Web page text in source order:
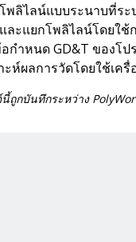
พลิไลน์แบบระนาบที่ร
ละแยกโพลิไลน์โดยใ
กำหนด GD&T ของโป
ะห์ผลการวัดโดยใช้เค
ถูกบันทึกระหว่าง